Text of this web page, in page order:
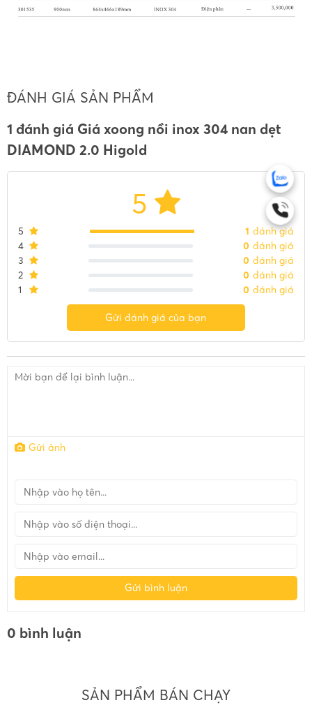
ĐÁNH GIÁ SẢN PHẨM
1 đánh giá Giá xoong nồi inox 304 nan dẹt
DIAMOND 2.0 Higold
5
5 1 đánh giá
4
0 đánh giá
3
0 đánh giá
2
0 đánh giá
1
0 đánh giá
Gửi đánh giá của bạn
Gửi ảnh
Gửi bình luận
0 bình luận
SẢN PHẨM BÁN CHẠY